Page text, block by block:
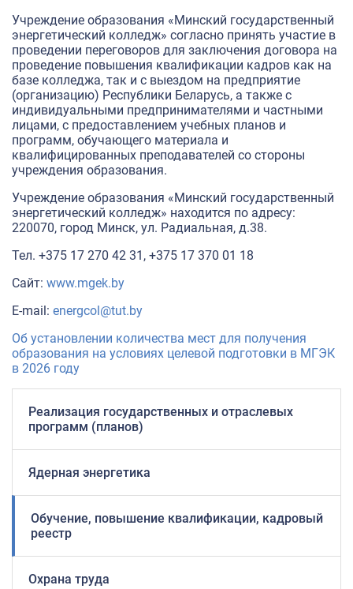
Учреждение образования «Минский государственный
энергетический колледж» согласно принять участие в
проведении переговоров для заключения договора на
проведение повышения квалификации кадров как на
базе колледжа, так и с выездом на предприятие
(организацию) Республики Беларусь, а также с
индивидуальными предпринимателями и частными
лицами, с предоставлением учебных планов и
программ, обучающего материала и
квалифицированных преподавателей со стороны
учреждения образования.
Учреждение образования «Минский государственный
энергетический колледж» находится по адресу:
220070, город Минск, ул. Радиальная, д.38.
Тел. +375 17 270 42 31, +375 17 370 01 18
Сайт: www.mgek.by
E-mail: energcol@tut.by
Об установлении количества мест для получения
образования на условиях целевой подготовки в МГЭК
в 2026 году
Реализация государственных и отраслевых
программ (планов)
Ядерная энергетика
Обучение, повышение квалификации, кадровый
реестр
Охрана труда